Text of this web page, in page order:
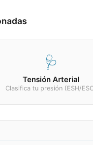
🩺
Tensión Arterial
Clasifica tu presión (ESH/